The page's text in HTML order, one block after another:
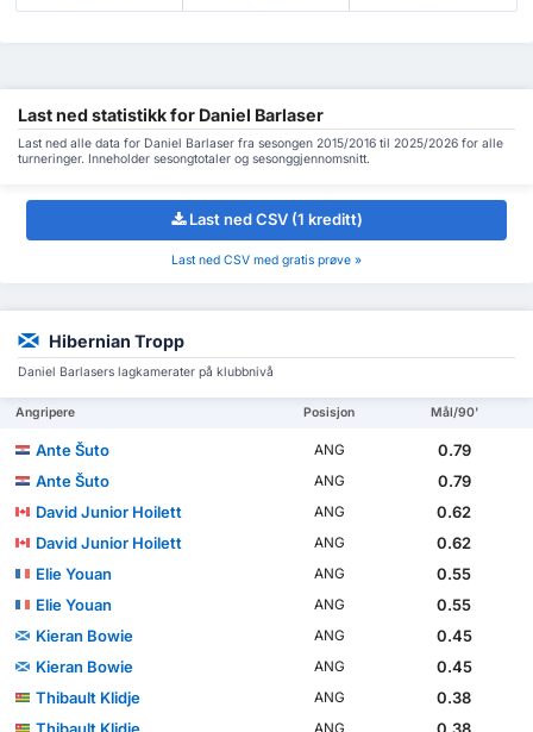
Last ned statistikk for Daniel Barlaser
Last ned alle data for Daniel Barlaser fra sesongen 2015/2016 til 2025/2026 for alle
turneringer. Inneholder sesongtotaler og sesonggjennomsnitt.
Last ned CSV (1 kreditt)
Last ned CSV med gratis prøve »
Hibernian Tropp
Daniel Barlasers lagkamerater på klubbnivå
Angripere Posisjon Mål/90'
Ante Šuto ANG
0.79
Ante Šuto
ANG
0.79
David Junior Hoilett
ANG
0.62
David Junior Hoilett
ANG
0.62
Elie Youan
ANG
0.55
Elie Youan
ANG
0.55
Kieran Bowie
ANG
0.45
Kieran Bowie
ANG
0.45
Thibault Klidje
ANG
0.38